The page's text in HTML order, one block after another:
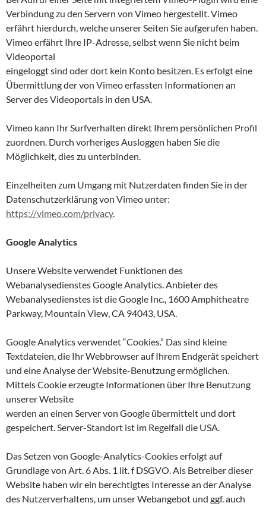
Verbindung zu den Servern von Vimeo hergestellt. Vimeo
erfährt hierdurch, welche unserer Seiten Sie aufgerufen haben.
Vimeo erfährt Ihre IP-Adresse, selbst wenn Sie nicht beim
Videoportal
eingeloggt sind oder dort kein Konto besitzen. Es erfolgt eine
Übermittlung der von Vimeo erfassten Informationen an
Server des Videoportals in den USA.
Vimeo kann Ihr Surfverhalten direkt Ihrem persönlichen Profil
zuordnen. Durch vorheriges Ausloggen haben Sie die
Möglichkeit, dies zu unterbinden.
Einzelheiten zum Umgang mit Nutzerdaten finden Sie in der
Datenschutzerklärung von Vimeo unter:
https://vimeo.com/privacy.
Google Analytics
Unsere Website verwendet Funktionen des
Webanalysedienstes Google Analytics. Anbieter des
Webanalysedienstes ist die Google Inc., 1600 Amphitheatre
Parkway, Mountain View, CA 94043, USA.
Google Analytics verwendet “Cookies.” Das sind kleine
Textdateien, die Ihr Webbrowser auf Ihrem Endgerät speichert
und eine Analyse der Website-Benutzung ermöglichen.
Mittels Cookie erzeugte Informationen über Ihre Benutzung
unserer Website
werden an einen Server von Google übermittelt und dort
gespeichert. Server-Standort ist im Regelfall die USA.
Das Setzen von Google-Analytics-Cookies erfolgt auf
Grundlage von Art. 6 Abs. 1 lit. f DSGVO. Als Betreiber dieser
Website haben wir ein berechtigtes Interesse an der Analyse
des Nutzerverhaltens, um unser Webangebot und ggf. auch